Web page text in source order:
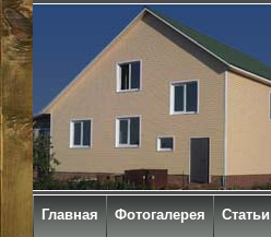
Главная Фотогалерея Статьи